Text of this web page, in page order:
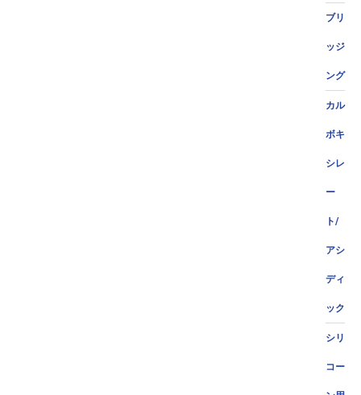
ブリ
ッジ
ング
カル
ボキ
シレ
ー
ト/
アシ
ディ
ック
シリ
コー